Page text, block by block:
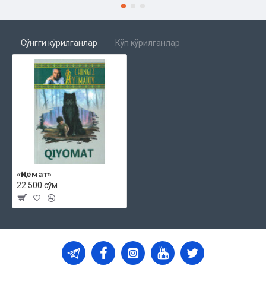
Сўнгги кўрилганлар Кўп кўрилганлар
«Қиёмат»
22 500 сўм